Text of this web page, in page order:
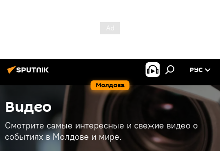
Молдова
РУС
Видео
Смотрите самые интересные и свежие видео о
событиях в Молдове и мире.